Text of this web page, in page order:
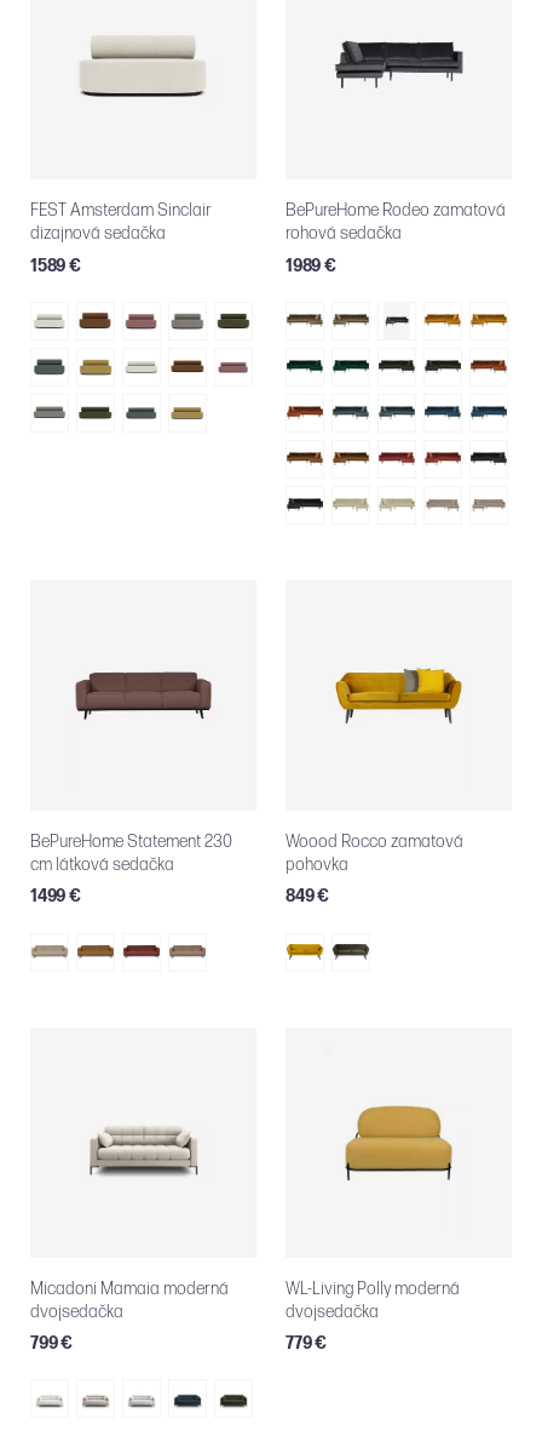
FEST Amsterdam Sinclair
dizajnová sedačka
1589 €
BePureHome Rodeo zamatová
rohová sedačka
1989 €
BePureHome Statement 230
cm látková sedačka
1499 €
Woood Rocco zamatová
pohovka
849 €
Micadoni Mamaia moderná
dvojsedačka
799 €
WL-Living Polly moderná
dvojsedačka
779 €